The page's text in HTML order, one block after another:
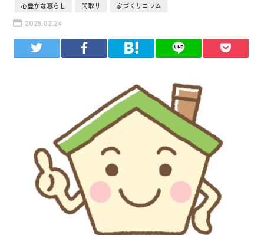
心豊かな暮らし 間取り
家づくりコラム
2025.02.24